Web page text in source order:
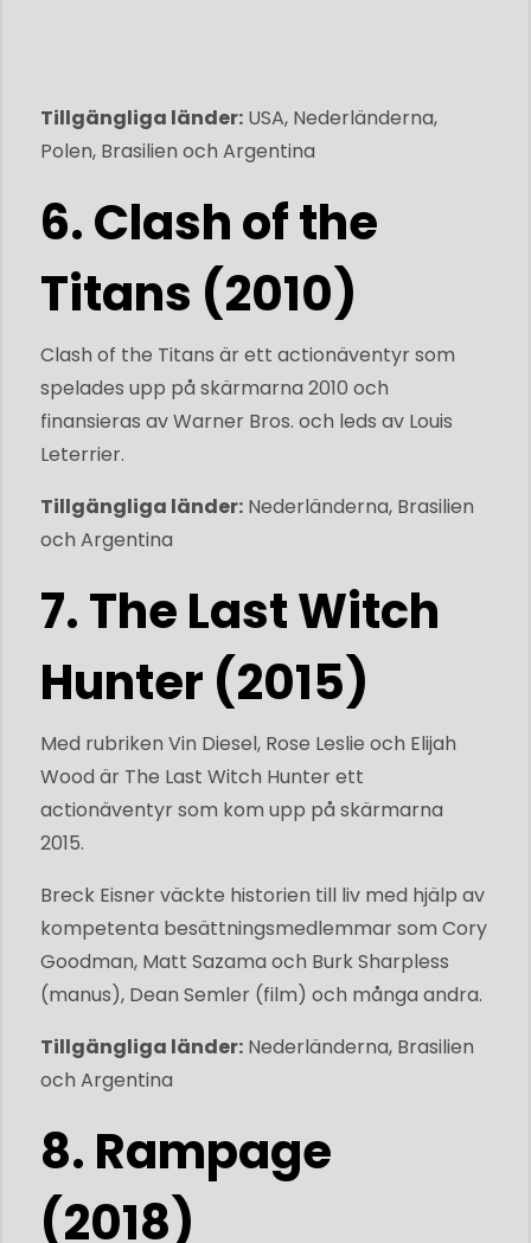
Tillgängliga länder: USA, Nederländerna,
Polen, Brasilien och Argentina
6. Clash of the
Titans (2010)
Clash of the Titans är ett actionäventyr som
spelades upp på skärmarna 2010 och
finansieras av Warner Bros. och leds av Louis
Leterrier.
Tillgängliga länder: Nederländerna, Brasilien
och Argentina
7. The Last Witch
Hunter (2015)
Med rubriken Vin Diesel, Rose Leslie och Elijah
Wood är The Last Witch Hunter ett
actionäventyr som kom upp på skärmarna
2015.
Breck Eisner väckte historien till liv med hjälp av
kompetenta besättningsmedlemmar som Cory
Goodman, Matt Sazama och Burk Sharpless
(manus), Dean Semler (film) och många andra.
Tillgängliga länder: Nederländerna, Brasilien
och Argentina
8. Rampage
(2018)